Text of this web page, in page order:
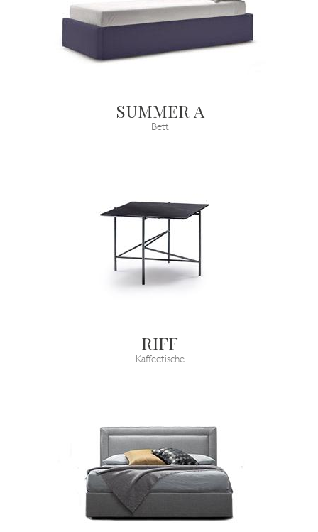
SUMMER A
Bett
RIFF
Kaffeetische